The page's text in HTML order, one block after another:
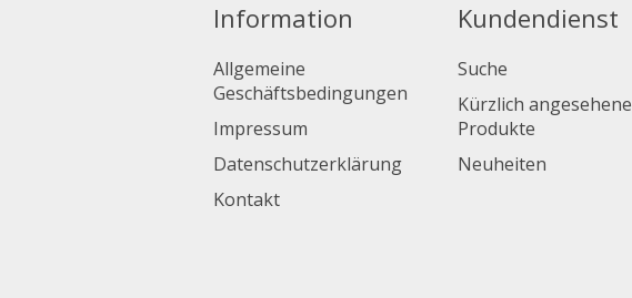
Information
Allgemeine
Geschäftsbedingungen
Impressum
Datenschutzerklärung
Kontakt
Kundendienst
Suche
Kürzlich angesehene
Produkte
Neuheiten